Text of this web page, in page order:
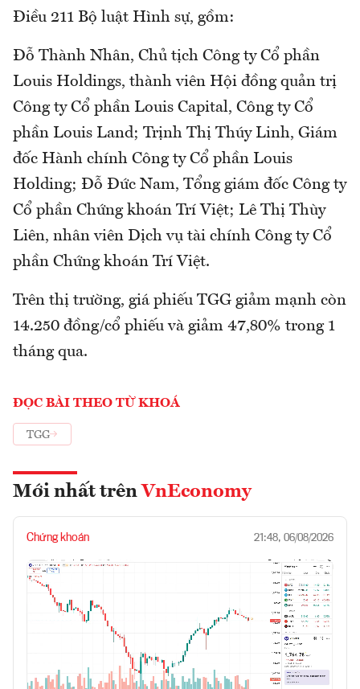
Điều 211 Bộ luật Hình sự, gồm:
Đỗ Thành Nhân, Chủ tịch Công ty Cổ phần
Louis Holdings, thành viên Hội đồng quản trị
Công ty Cổ phần Louis Capital, Công ty Cổ
phần Louis Land; Trịnh Thị Thúy Linh, Giám
đốc Hành chính Công ty Cổ phần Louis
Holding; Đỗ Đức Nam, Tổng giám đốc Công ty
Cổ phần Chứng khoán Trí Việt; Lê Thị Thùy
Liên, nhân viên Dịch vụ tài chính Công ty Cổ
phần Chứng khoán Trí Việt.
Trên thị trường, giá phiếu TGG giảm mạnh còn
14.250 đồng/cổ phiếu và giảm 47,80% trong 1
tháng qua.
ĐỌC BÀI THEO TỪ KHOÁ
TGG
Mới nhất trên VnEconomy
Chứng khoán 21:48, 06/08/2026